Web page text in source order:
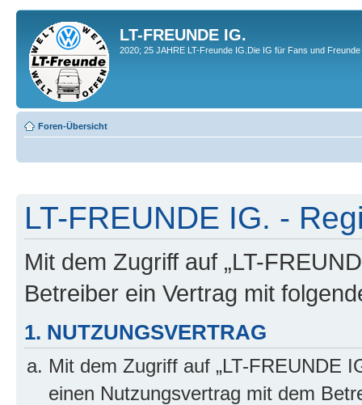
LT-FREUNDE IG.
2020; 25 JAHRE LT-Freunde IG.Die IG für Fans und
Foren-Übersicht
LT-FREUNDE IG. -
Mit dem Zugriff auf „LT-
Betreiber ein Vertrag mit
1. NUTZUNGSVERTRAG
Mit dem Zugriff auf „LT-FREUNDE
einen Nutzungsvertrag mit dem